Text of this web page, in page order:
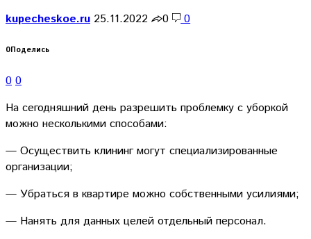
kupecheskoe.ru 25.11.2022 0 0
0Поделись
0 0
На сегодняшний день разрешить проблемку с уборкой
можно несколькими способами:
— Осуществить клининг могут специализированные
организации;
— Убраться в квартире можно собственными усилиями;
— Нанять для данных целей отдельный персонал.